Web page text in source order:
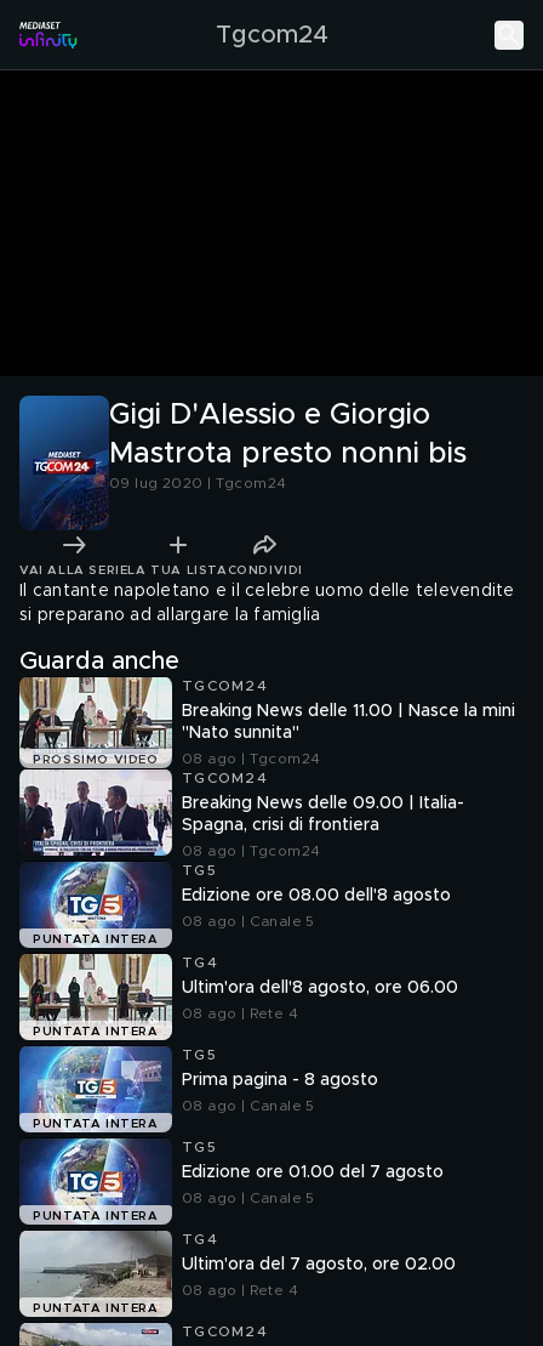
Tgcom24
Gigi D'Alessio e Giorgio
Mastrota presto nonni bis
09 lug 2020 | Tgcom24
VAI ALLA SERIE LA TUA LISTA CONDIVIDI
Il cantante napoletano e il celebre uomo delle televendite
si preparano ad allargare la famiglia
Guarda anche
PROSSIMO VIDEO
TGCOM24
Breaking News delle 11.00 | Nasce la mini
"Nato sunnita"
08 ago | Tgcom24
TGCOM24
Breaking News delle 09.00 | Italia-
Spagna, crisi di frontiera
08 ago | Tgcom24
PUNTATA INTERA
TG5
Edizione ore 08.00 dell'8 agosto
08 ago | Canale 5
PUNTATA INTERA
TG4
Ultim'ora dell'8 agosto, ore 06.00
08 ago | Rete 4
PUNTATA INTERA
TG5
Prima pagina - 8 agosto
08 ago | Canale 5
PUNTATA INTERA
TG5
Edizione ore 01.00 del 7 agosto
08 ago | Canale 5
PUNTATA INTERA
TG4
Ultim'ora del 7 agosto, ore 02.00
08 ago | Rete 4
TGCOM24